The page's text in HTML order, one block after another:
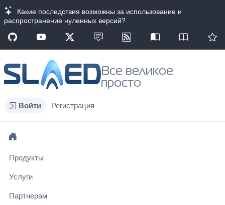
Какие последствия возможны за использование и
распространение нуленных версий?
Все великое
просто
Войти Регистрация
Продукты
Услуги
Партнерам